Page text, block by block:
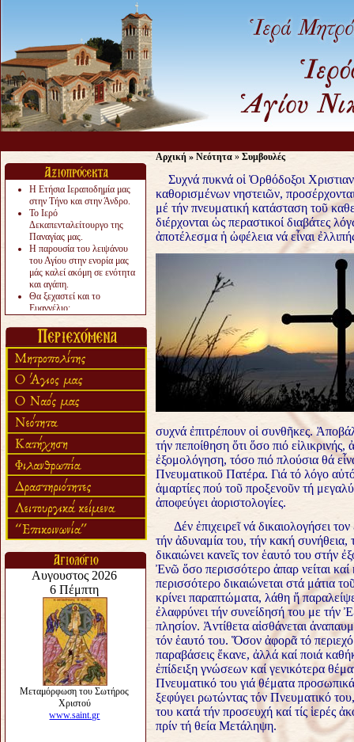
Η Ετήσια Ιεραποδημία μας
στην Τήνο και στην Άνδρο.
Το Ιερό
Δεκαπενταλείτουργο της
Παναγίας μας.
Η παρουσία του λειψάνου
του Αγίου στην ενορία μας
μάς καλεί ακόμη σε ενότητα
και αγάπη.
Θα ξεχαστεί και το
Ευαγγέλιο;
«πολύ αργά».
Ζητείται....
Αρχική » Νεότητα » Συμβουλές
Συχνά πυκνά οἱ Ὀρθόδοξοι
καθορισμένων νηστειῶν,
μέ τήν πνευματική κατάσταση τοῦ
διέρχονται ὡς περαστικοί διαβάτες
ἀποτέλεσμα ἡ ὠφέλεια νά εἶναι
συχνά ἐπιτρέπουν οἱ συνθῆκες.
τήν πεποίθηση ὅτι ὅσο πιό
ἐξομολόγηση, τόσο πιό πλούσια θά
Πνευματικοῦ Πατέρα. Γιά τό λόγο αὐτό
ἁμαρτίες πού τοῦ προξενοῦν τή
ἀποφεύγει ἀοριστολογίες.
Δέν ἐπιχειρεῖ νά δικαιολογήσει
τήν ἀδυναμία του, τήν κακή συνήθεια,
δικαιώνει κανεῖς τον ἑαυτό του στήν
Ἐνῶ ὅσο περισσότερο ἀπαρ νείται καί
περισσότερο δικαιώνεται στά μάτια
κρίνει παραπτώματα, λάθη ἤ
ἐλαφρύνει τήν συνείδησή του με τήν
πλησίον. Ἀντίθετα αἰσθάνεται
τόν ἑαυτό του. Ὅσον ἀφορᾶ τό
παραβάσεις ἔκανε, ἀλλά καί ποιά
ἐπίδειξη γνώσεων καί γενικότερα
Πνευματικό του γιά θέματα
ξεφύγει ρωτώντας τόν Πνευματικό
του κατά τήν προσευχή καί τίς ἱερές
πρίν τή θεία Μετάληψη.